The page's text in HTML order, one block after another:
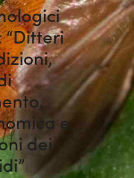
“Ditteri
e
dei